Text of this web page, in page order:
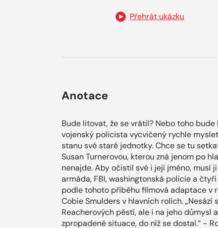
Přehrát ukázku
Anotace
Bude litovat, že se vrátil? Nebo toho
vojenský policista vycvičený rychle
stanu své staré jednotky. Chce se tu
Susan Turnerovou, kterou zná jenom po
nenajde. Aby očistil své i její jméno, musí
armáda, FBI, washingtonská policie a
podle tohoto příběhu filmová adaptace v
Cobie Smulders v hlavních rolích.
Reacherových pěstí, ale i na jeho důmysl
zpropadené situace, do níž se dostal.“ -